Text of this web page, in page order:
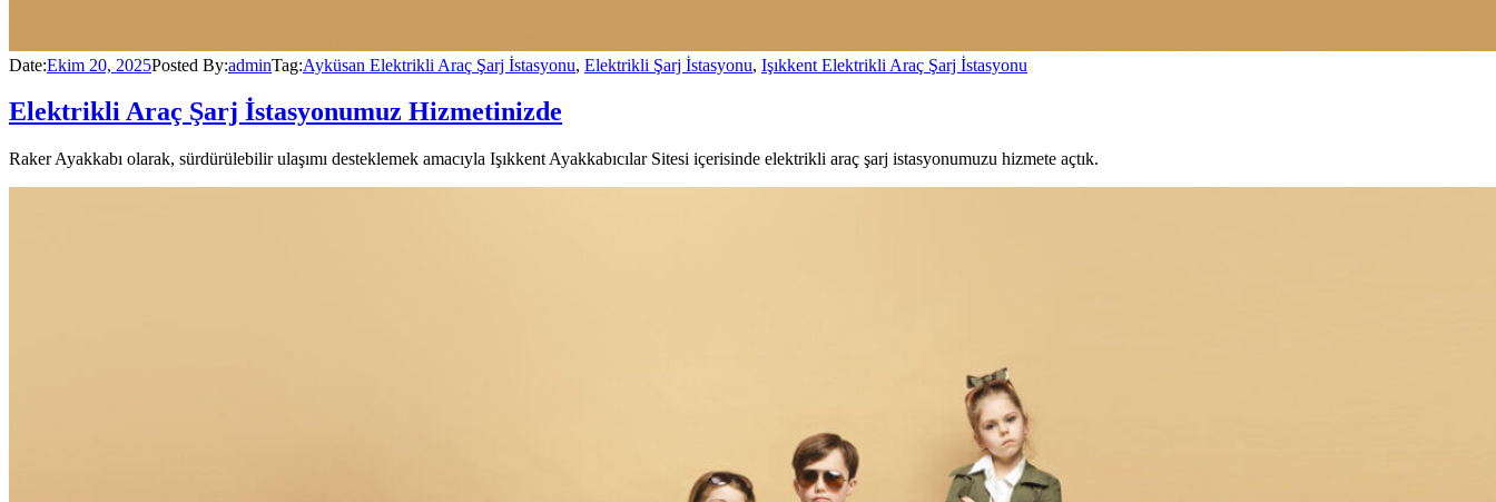
Date:Ekim 20, 2025Posted By:adminTag:Ayküsan Elektrikli Araç Şarj İstasyonu, Elektrikli Şarj İstasyonu, Işıkkent Elektrikli Araç Şarj İstasyonu
Elektrikli Araç Şarj İstasyonumuz Hizmetinizde
Raker Ayakkabı olarak, sürdürülebilir ulaşımı desteklemek amacıyla Işıkkent Ayakkabıcılar Sitesi içerisinde elektrikli araç şarj istasyonumuzu hizmete açtık.